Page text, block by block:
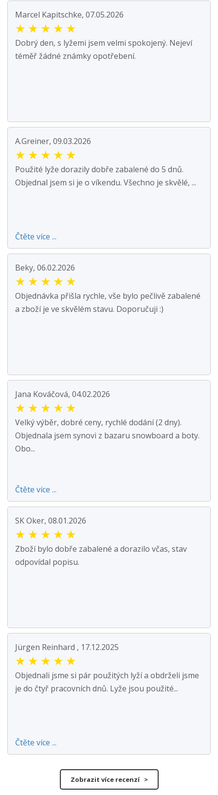
Marcel Kapitschke, 07.05.2026
★ ★ ★ ★ ★
Dobrý den, s lyžemi jsem velmi spokojený. Nejeví
téměř žádné známky opotřebení.
A.Greiner, 09.03.2026
★ ★ ★ ★ ★
Použité lyže dorazily dobře zabalené do 5 dnů.
Objednal jsem si je o víkendu. Všechno je skvělé, ...
Čtěte více ...
Beky, 06.02.2026
★ ★ ★ ★ ★
Objednávka přišla rychle, vše bylo pečlivě zabalené
a zboží je ve skvělém stavu. Doporučuji :)
Jana Kováčová, 04.02.2026
★ ★ ★ ★ ★
Velký výběr, dobré ceny, rychlé dodání (2 dny).
Objednala jsem synovi z bazaru snowboard a boty.
Obo...
Čtěte více ...
SK Oker, 08.01.2026
★ ★ ★ ★ ★
Zboží bylo dobře zabalené a dorazilo včas, stav
odpovídal popisu.
Jürgen Reinhard , 17.12.2025
★ ★ ★ ★ ★
Objednali jsme si pár použitých lyží a obdrželi jsme
je do čtyř pracovních dnů. Lyže jsou použité...
Čtěte více ...
Zobrazit více recenzí >